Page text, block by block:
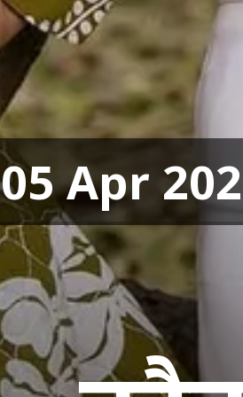
05 Apr